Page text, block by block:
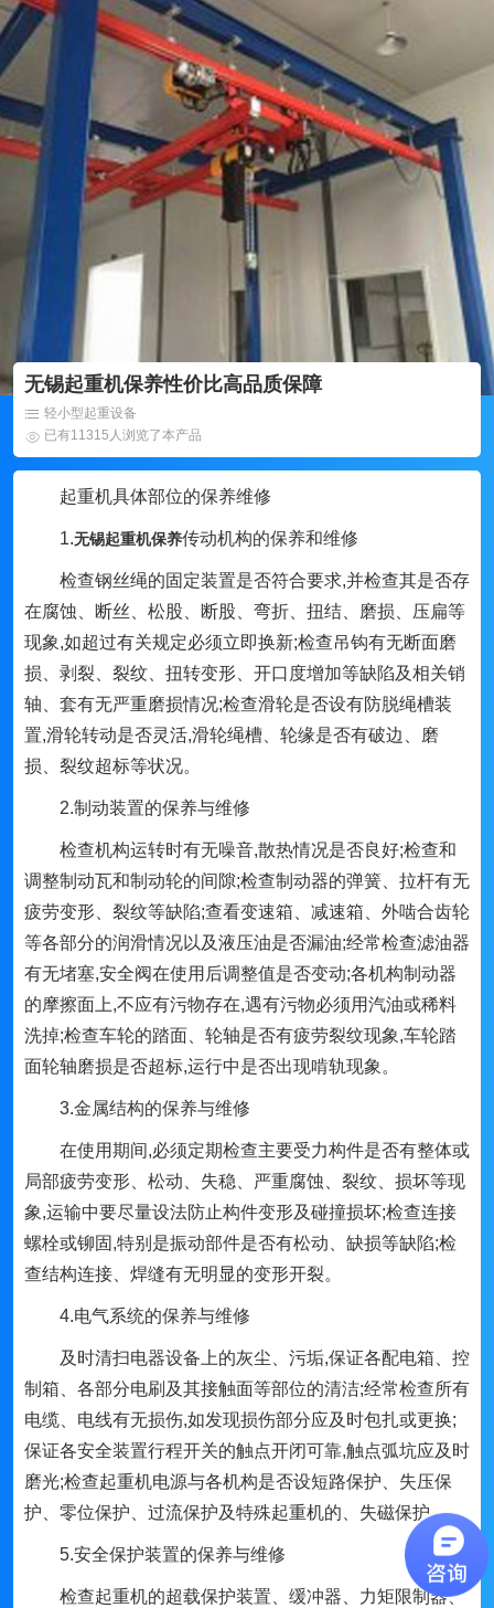
无锡起重机保养性价比高品质保障
轻小型起重设备
已有11315人浏览了本产品
起重机具体部位的保养维修
1.无锡起重机保养传动机构的保养和维修
检查钢丝绳的固定装置是否符合要求,并检查其是否存
在腐蚀、断丝、松股、断股、弯折、扭结、磨损、压扁等
现象,如超过有关规定必须立即换新;检查吊钩有无断面磨
损、剥裂、裂纹、扭转变形、开口度增加等缺陷及相关销
轴、套有无严重磨损情况;检查滑轮是否设有防脱绳槽装
置,滑轮转动是否灵活,滑轮绳槽、轮缘是否有破边、磨
损、裂纹超标等状况。
2.制动装置的保养与维修
检查机构运转时有无噪音,散热情况是否良好;检查和
调整制动瓦和制动轮的间隙;检查制动器的弹簧、拉杆有无
疲劳变形、裂纹等缺陷;查看变速箱、减速箱、外啮合齿轮
等各部分的润滑情况以及液压油是否漏油;经常检查滤油器
有无堵塞,安全阀在使用后调整值是否变动;各机构制动器
的摩擦面上,不应有污物存在,遇有污物必须用汽油或稀料
洗掉;检查车轮的踏面、轮轴是否有疲劳裂纹现象,车轮踏
面轮轴磨损是否超标,运行中是否出现啃轨现象。
3.金属结构的保养与维修
在使用期间,必须定期检查主要受力构件是否有整体或
局部疲劳变形、松动、失稳、严重腐蚀、裂纹、损坏等现
象,运输中要尽量设法防止构件变形及碰撞损坏;检查连接
螺栓或铆固,特别是振动部件是否有松动、缺损等缺陷;检
查结构连接、焊缝有无明显的变形开裂。
4.电气系统的保养与维修
及时清扫电器设备上的灰尘、污垢,保证各配电箱、控
制箱、各部分电刷及其接触面等部位的清洁;经常检查所有
电缆、电线有无损伤,如发现损伤部分应及时包扎或更换;
保证各安全装置行程开关的触点开闭可靠,触点弧坑应及时
磨光;检查起重机电源与各机构是否设短路保护、失压保
护、零位保护、过流保护及特殊起重机的、失磁保护。
5.安全保护装置的保养与维修
检查起重机的超载保护装置、缓冲器、力矩限制器、